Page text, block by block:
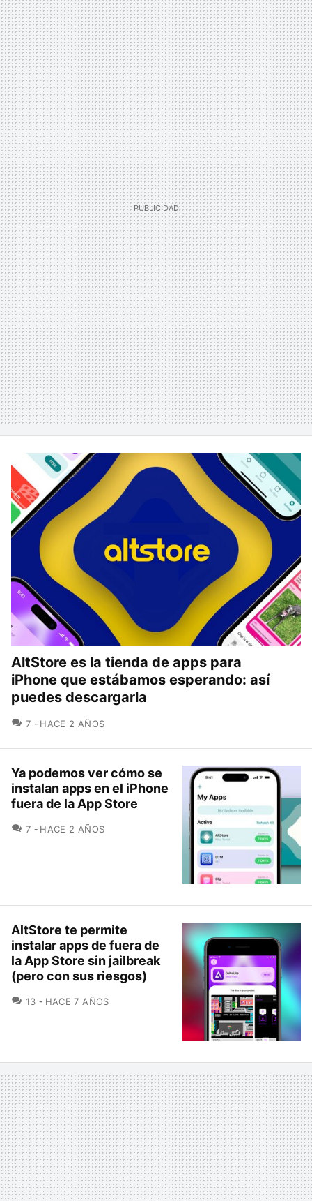
AltStore es la tienda de apps para
iPhone que estábamos esperando: así
puedes descargarla
7 COMENTARIOS
HACE 2 AÑOS
Ya podemos ver cómo se
instalan apps en el iPhone
fuera de la App Store
7 COMENTARIOS
HACE 2 AÑOS
AltStore te permite
instalar apps de fuera de
la App Store sin jailbreak
(pero con sus riesgos)
13 COMENTARIOS
HACE 7 AÑOS